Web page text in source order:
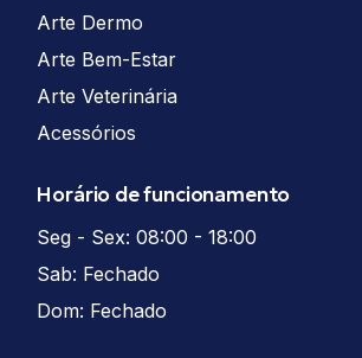
Arte Dermo
Arte Bem-Estar
Arte Veterinária
Acessórios
Horário de funcionamento
Seg - Sex: 08:00 - 18:00
Sab: Fechado
Dom: Fechado